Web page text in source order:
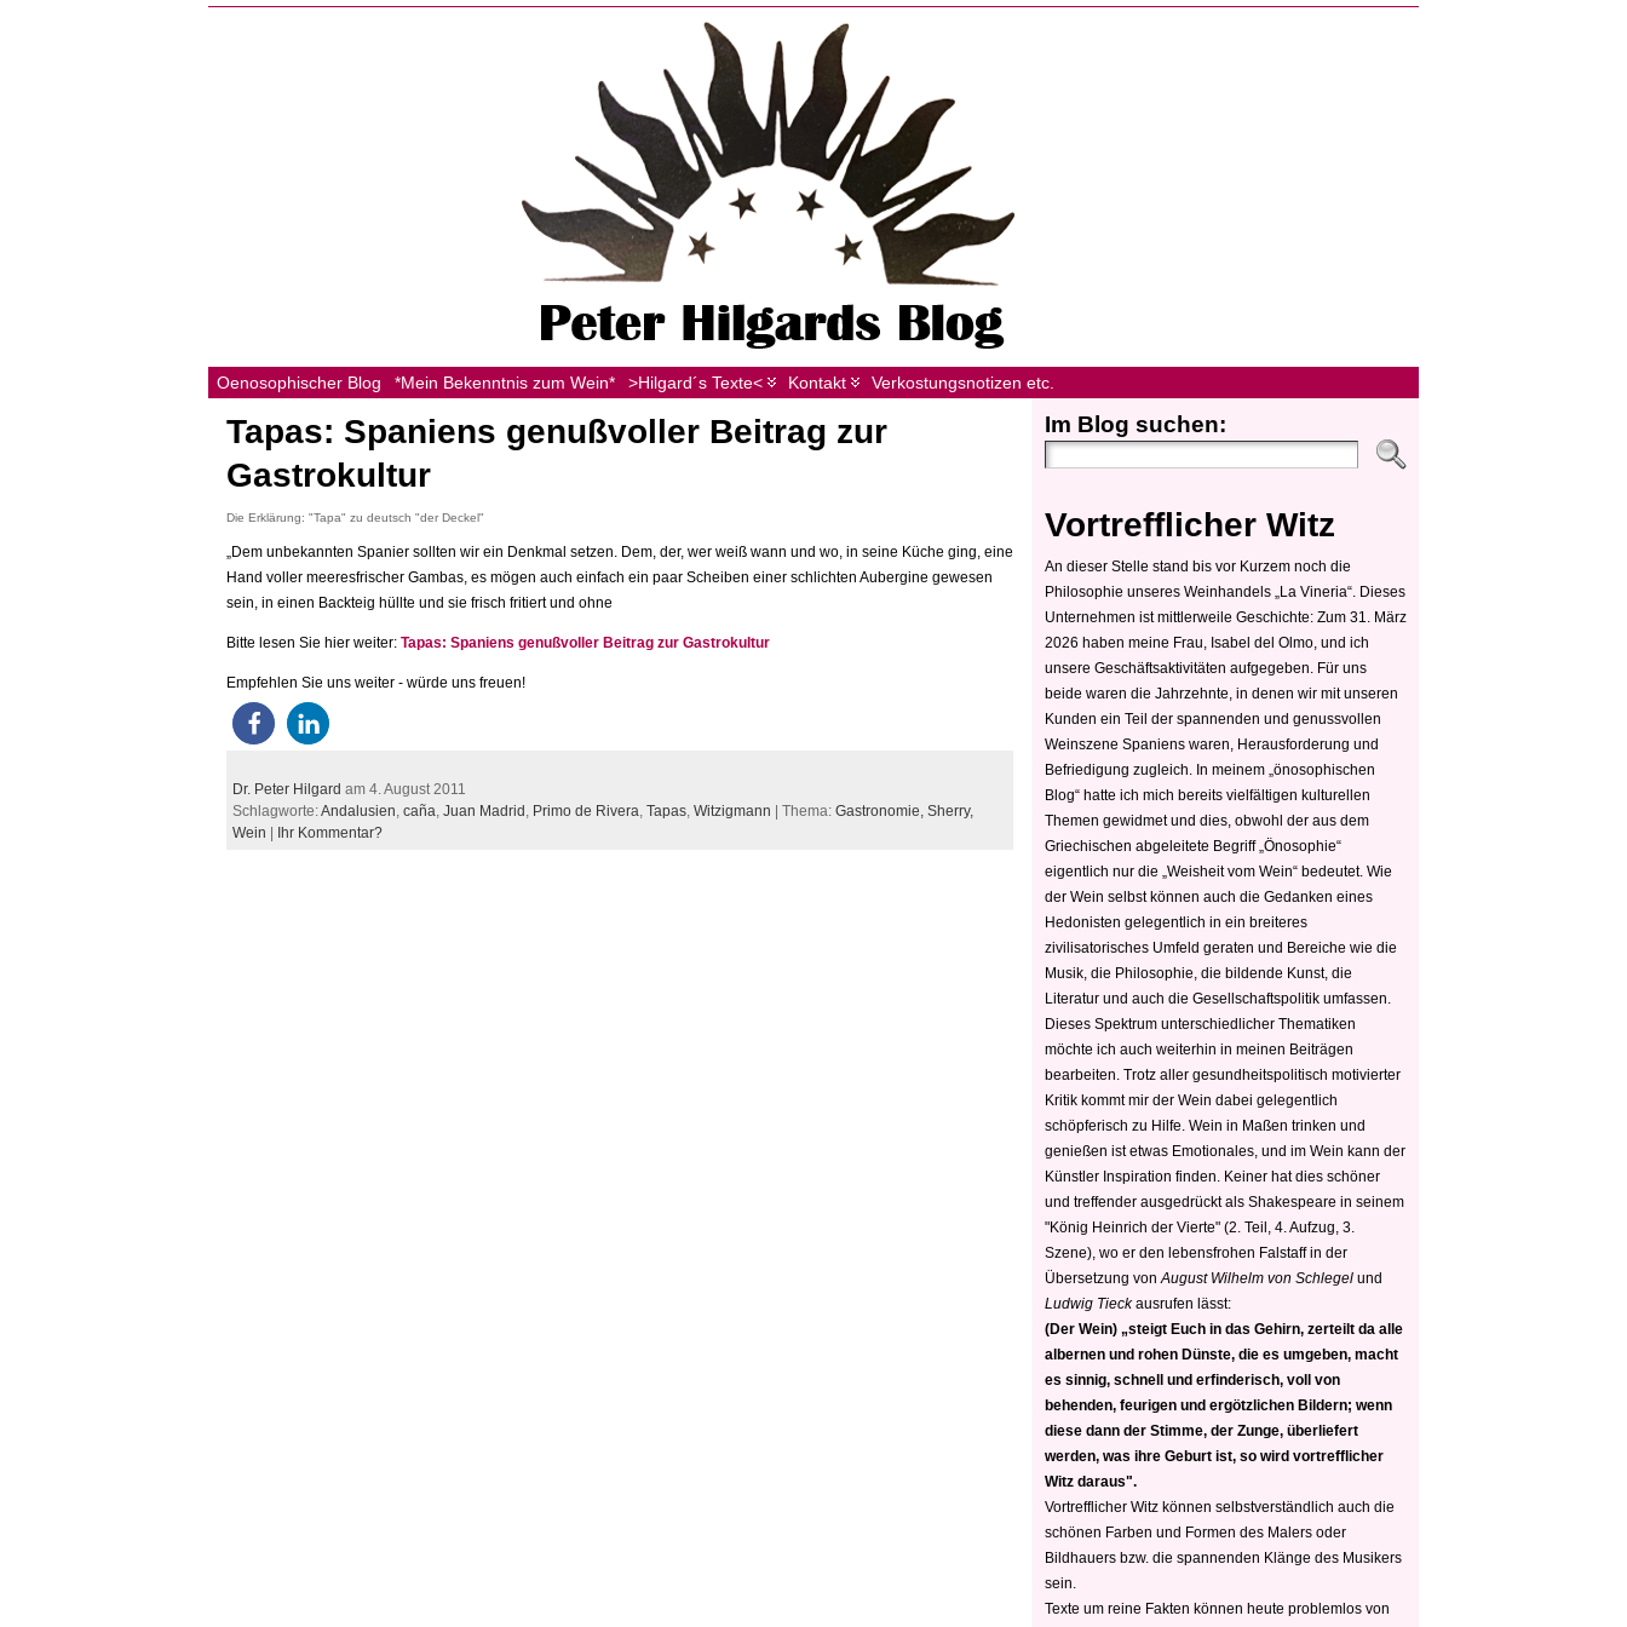
Oenosophischer Blog *Mein Bekenntnis zum Wein* >Hilgard´s Texte< Kontakt Verkostungsnotizen etc.
Tapas: Spaniens genußvoller Beitrag zur
Gastrokultur
Die Erklärung: "Tapa" zu deutsch "der Deckel"
„Dem unbekannten Spanier sollten wir ein Denkmal setzen. Dem, der, wer weiß wann und wo, in seine Küche ging, eine
Hand voller meeresfrischer Gambas, es mögen auch einfach ein paar Scheiben einer schlichten Aubergine gewesen
sein, in einen Backteig hüllte und sie frisch fritiert und ohne
Bitte lesen Sie hier weiter: Tapas: Spaniens genußvoller Beitrag zur Gastrokultur
Empfehlen Sie uns weiter - würde uns freuen!
Dr. Peter Hilgard am 4. August 2011
Schlagworte:Andalusien caña Juan Madrid Primo de Rivera Tapas Witzigmann | Thema: Gastronomie, Sherry,
Wein | Ihr Kommentar?
Im Blog suchen:
Vortrefflicher Witz
An dieser Stelle stand bis vor Kurzem noch die
Philosophie unseres Weinhandels „La Vineria“. Dieses
Unternehmen ist mittlerweile Geschichte: Zum 31. März
2026 haben meine Frau, Isabel del Olmo, und ich
unsere Geschäftsaktivitäten aufgegeben. Für uns
beide waren die Jahrzehnte, in denen wir mit unseren
Kunden ein Teil der spannenden und genussvollen
Weinszene Spaniens waren, Herausforderung und
Befriedigung zugleich. In meinem „önosophischen
Blog“ hatte ich mich bereits vielfältigen kulturellen
Themen gewidmet und dies, obwohl der aus dem
Griechischen abgeleitete Begriff „Önosophie“
eigentlich nur die „Weisheit vom Wein“ bedeutet. Wie
der Wein selbst können auch die Gedanken eines
Hedonisten gelegentlich in ein breiteres
zivilisatorisches Umfeld geraten und Bereiche wie die
Musik, die Philosophie, die bildende Kunst, die
Literatur und auch die Gesellschaftspolitik umfassen.
Dieses Spektrum unterschiedlicher Thematiken
möchte ich auch weiterhin in meinen Beiträgen
bearbeiten. Trotz aller gesundheitspolitisch motivierter
Kritik kommt mir der Wein dabei gelegentlich
schöpferisch zu Hilfe. Wein in Maßen trinken und
genießen ist etwas Emotionales, und im Wein kann der
Künstler Inspiration finden. Keiner hat dies schöner
und treffender ausgedrückt als Shakespeare in seinem
"König Heinrich der Vierte" (2. Teil, 4. Aufzug, 3.
Szene), wo er den lebensfrohen Falstaff in der
Übersetzung von August Wilhelm von Schlegel und
Ludwig Tieckausrufen lässt:
(Der Wein) „steigt Euch in das Gehirn, zerteilt da alle
albernen und rohen Dünste, die es umgeben, macht
es sinnig, schnell und erfinderisch, voll von
behenden, feurigen und ergötzlichen Bildern; wenn
diese dann der Stimme, der Zunge, überliefert
werden, was ihre Geburt ist, so wird vortrefflicher
Witz daraus".
Vortrefflicher Witz können selbstverständlich auch die
schönen Farben und Formen des Malers oder
Bildhauers bzw. die spannenden Klänge des Musikers
sein.
Texte um reine Fakten können heute problemlos von